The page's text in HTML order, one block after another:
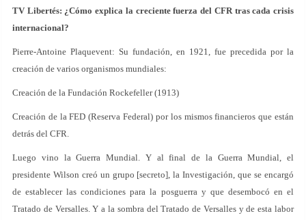
TV Libertés: ¿Cómo explica la creciente fuerza del CFR tras cada crisis
internacional?
Pierre-Antoine Plaquevent: Su fundación, en 1921, fue precedida por la
creación de varios organismos mundiales:
Creación de la Fundación Rockefeller (1913)
Creación de la FED (Reserva Federal) por los mismos financieros que están
detrás del CFR.
Luego vino la Guerra Mundial. Y al final de la Guerra Mundial, el
presidente Wilson creó un grupo [secreto], la Investigación, que se encargó
de establecer las condiciones para la posguerra y que desembocó en el
Tratado de Versalles. Y a la sombra del Tratado de Versalles y de esta labor